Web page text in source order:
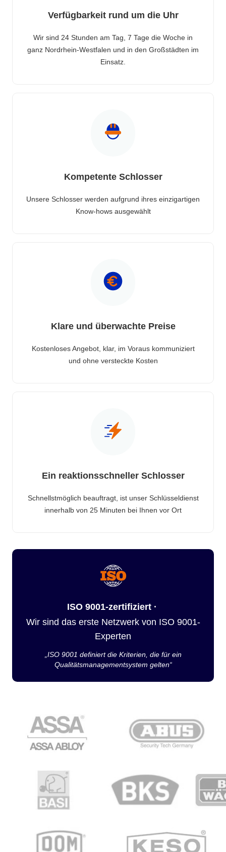
Verfügbarkeit rund um die Uhr
Wir sind 24 Stunden am Tag, 7 Tage die Woche in
ganz Nordrhein-Westfalen und in den Großstädten im
Einsatz.
Kompetente Schlosser
Unsere Schlosser werden aufgrund ihres einzigartigen
Know-hows ausgewählt
Klare und überwachte Preise
Kostenloses Angebot, klar, im Voraus kommuniziert
und ohne versteckte Kosten
Ein reaktionsschneller Schlosser
Schnellstmöglich beauftragt, ist unser Schlüsseldienst
innerhalb von 25 Minuten bei Ihnen vor Ort
ISO 9001-zertifiziert ·
Wir sind das erste Netzwerk von ISO 9001-
Experten
„ISO 9001 definiert die Kriterien, die für ein
Qualitätsmanagementsystem gelten“